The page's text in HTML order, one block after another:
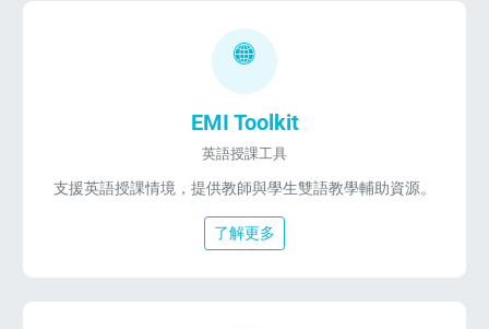
EMI Toolkit
英語授課工具
支援英語授課情境，提供教師與學生雙語教學輔助資源。
了解更多